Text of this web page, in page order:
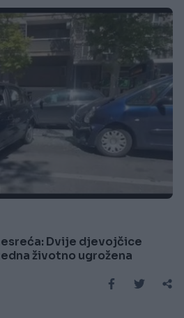
Dvije djevojčice
životno ugrožena